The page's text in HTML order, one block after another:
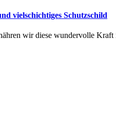
vielschichtiges Schutzschild
wir diese wundervolle